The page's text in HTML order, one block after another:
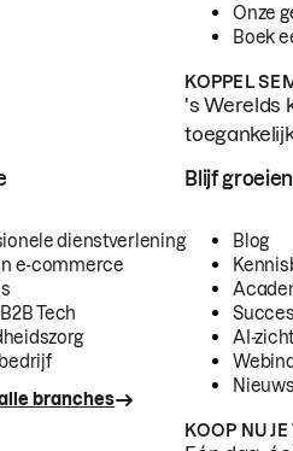
Onze
Boek
KOPPEL
's Werelds
dienstverlening
e-commerce
Tech
branches
Blijf
Blog
AI-
Nieuws
KOOP NU